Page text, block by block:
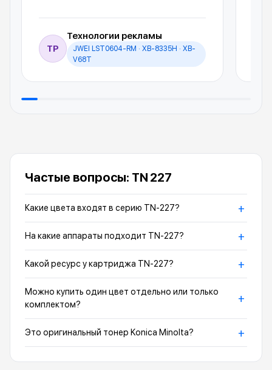
ТР
Технологии рекламы
JWEI LST0604-RM · XB-8335H · XB-
V68T
Частые вопросы: TN 227
Какие цвета входят в серию TN-227? +
На какие аппараты подходит TN-227? +
Какой ресурс у картриджа TN-227? +
Можно купить один цвет отдельно или только
комплектом?
+
Это оригинальный тонер Konica Minolta? +